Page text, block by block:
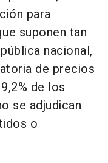
para
suponen tan
nacional,
de precios
de los
se adjudican
o